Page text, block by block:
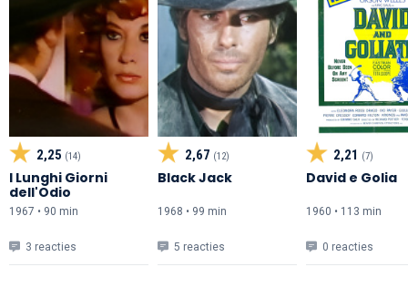
2,25 (14)
I Lunghi Giorni
dell'Odio
1967 • 90 min
3 reacties
2,67 (12)
Black Jack
1968 • 99 min
5 reacties
2,21 (7)
David e Golia
1960 • 113 min
0 reacties